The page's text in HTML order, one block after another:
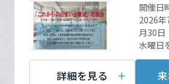
これから住まいをご検
多彩な動画やこだわりが詰まった建築実例
まいづくりを楽しく学べるデジタルラウン
ミサワオーナーズクラブ
中途採用
障がい者採用
ウエルネス事業
開催日
2026
月30日
水曜日
詳細を見る
群馬県
住所
和歌山県和
番地 MGビ
Map